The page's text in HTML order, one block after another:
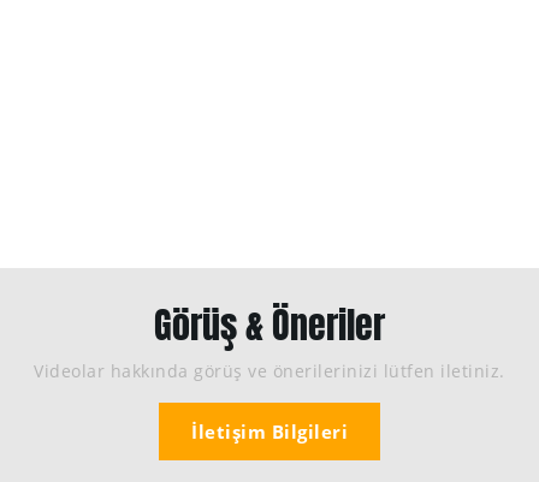
Görüş & Öneriler
Videolar hakkında görüş ve önerilerinizi lütfen iletiniz.
İletişim Bilgileri